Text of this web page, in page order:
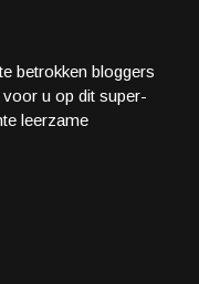
betrokken bloggers
u op dit super-
leerzame